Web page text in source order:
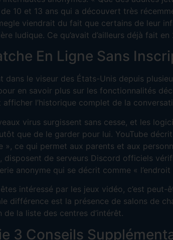
10 et 13 ans qui a découvert très
viendrait du fait que certains de leur
ludique. Ce qu’avait d’ailleurs déjà fait
En Ligne Sans
dans le viseur des États-Unis depuis
en savoir plus sur les fonctionnalités
afficher l’historique complet de la
virus surgissent sans cesse, et les
que de le garder pour lui. YouTube
», ce qui permet aux parents et aux
disposent de serveurs Discord officiels
anonyme qui se décrit comme «
intéressé par les jeux vidéo, c’est
différence est la présence de salons de
de la liste des centres d’intérêt.
3 Conseils